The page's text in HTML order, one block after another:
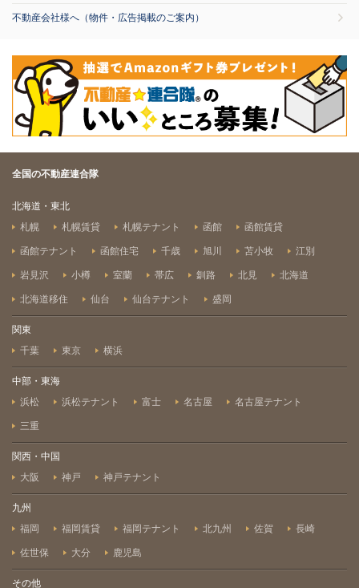
不動産会社様へ（物件・広告掲載のご案内）
全国の不動産連合隊
北海道・東北
札幌
札幌賃貸 札幌テナント 函館 函館賃貸
函館テナント 函館住宅 千歳 旭川 苫小牧 江別
岩見沢 小樽 室蘭 帯広 釧路 北見 北海道
北海道移住 仙台 仙台テナント 盛岡
関東
千葉
東京 横浜
中部・東海
浜松
浜松テナント 富士 名古屋 名古屋テナント
三重
関西・中国
大阪
神戸 神戸テナント
九州
福岡
福岡賃貸 福岡テナント 北九州 佐賀 長崎
佐世保 大分 鹿児島
その他